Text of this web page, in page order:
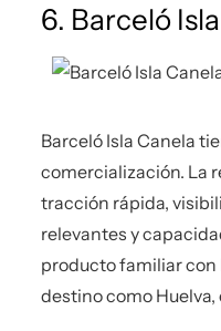
6. Barceló
Barceló Isla Canela
comercialización. La
tracción rápida,
relevantes y
producto familiar
destino como Huelva,